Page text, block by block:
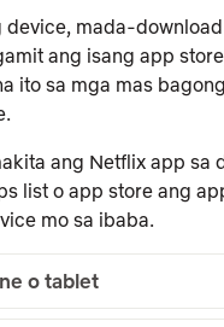
device, mada-
ang isang app
ito sa mga mas
ang Netflix app sa
list o app store ang
mo sa ibaba.
o tablet